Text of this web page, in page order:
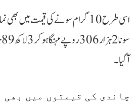
آگیا۔
چاندی کی قیمتوں میں بھی